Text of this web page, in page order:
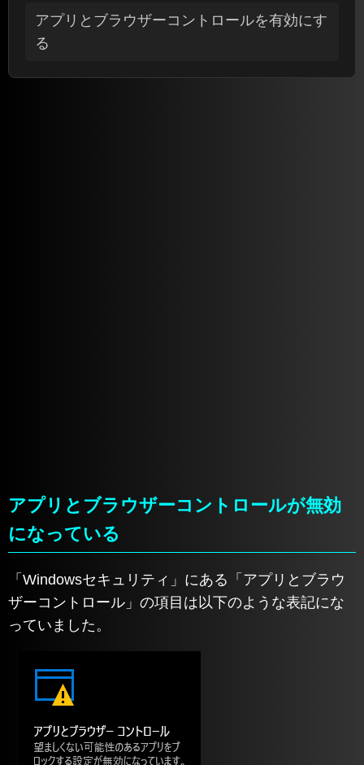
アプリとブラウザーコントロールを有効にす
る
アプリとブラウザーコントロールが無効
になっている
「Windowsセキュリティ」にある「アプリとブラウ
ザーコントロール」の項目は以下のような表記にな
っていました。